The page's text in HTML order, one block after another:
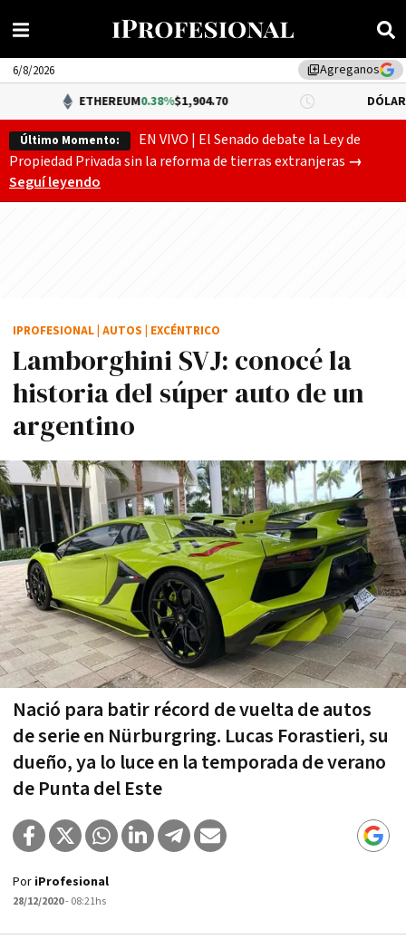
library_addAgreganos
6/8/2026
0.38%$1,904.70 DÓLAR BNA 0.34%
Último Momento:
EN VIVO | El Senado debate la Ley de
Propiedad Privada sin la reforma de tierras extranjeras El
→
Seguí leyendo
Lamborghini SVJ: conocé la
historia del súper auto de un
argentino
Nació para batir récord de vuelta de autos
de serie en Nürburgring. Lucas Forastieri, su
dueño, ya lo luce en la temporada de verano
de Punta del Este
IPROFESIONAL AUTOS EXCÉNTRICO
Por iProfesional
28/12/2020- 08:21hs